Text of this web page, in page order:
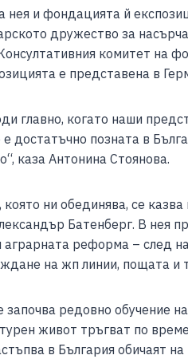
p
p
n
k
нея и фондацията й
дружество за
комитет на
е представена в
главно, когато наши
достатъчно позната в
каза Антонина Стоянова.
която ни обединява, се
Батенберг. В нея
реформа – след
на жп линии, пощата и
започва редовно обучение
живот тръгват по
в България обичаят